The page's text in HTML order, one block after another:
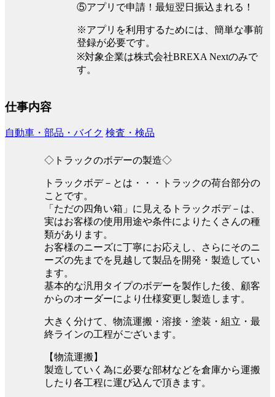
⑤アプリで申請！最短翌日振込まれる！
※アプリを利用するためには、簡単な事前
登録が必要です。
※対象企業は株式会社BREXA Nextのみで
す。
仕事内容
自動車・部品・バイク 検査・検品
◇トラックのボデーの製造◇
トラックボデ－とは・・・トラックの荷台部分の
ことです。
「ただの四角い箱」に見えるトラックボデ－は、
実はお客様の使用用途や条件によりたくさんの種
類があります。
お客様のニーズに丁寧にお応えし、さらにそのニ
ーズの先までを見越して製品を開発・製造してい
ます。
基本的な汎用タイプのボデーを製作した後、顧客
からのオーダーにより仕様変更し製造します。
大きく分けて、物流運搬・溶接・塗装・組立・最
終ラインの工程がございます。
【物流運搬】
製造していく為に必要な部材などを倉庫から運搬
したり各工程に運び込んで頂きます。